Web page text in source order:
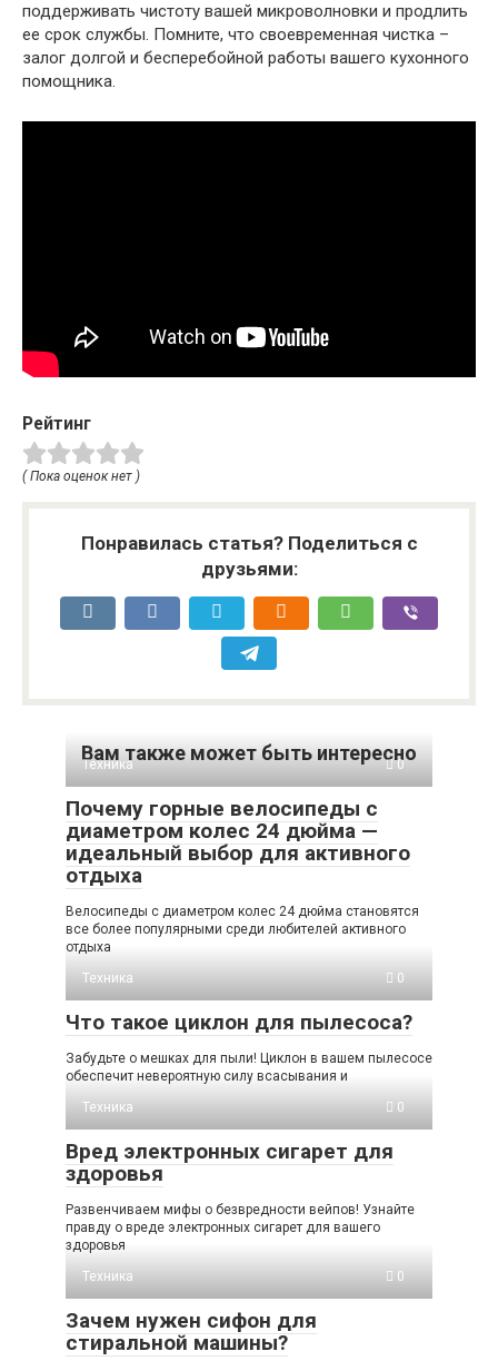
поддерживать чистоту вашей микроволновки и продлить
ее срок службы. Помните, что своевременная чистка –
залог долгой и бесперебойной работы вашего кухонного
помощника.
Рейтинг
( Пока оценок нет )
Понравилась статья? Поделиться с
друзьями:
Вам также может быть интересно
Техника 0
Почему горные велосипеды с
диаметром колес 24 дюйма —
идеальный выбор для активного
отдыха
Велосипеды с диаметром колес 24 дюйма становятся
все более популярными среди любителей активного
отдыха
Техника
0
Что такое циклон для пылесоса?
Забудьте о мешках для пыли! Циклон в вашем пылесосе
обеспечит невероятную силу всасывания и
Техника
0
Вред электронных сигарет для
здоровья
Развенчиваем мифы о безвредности вейпов! Узнайте
правду о вреде электронных сигарет для вашего
здоровья
Техника
0
Зачем нужен сифон для
стиральной машины?